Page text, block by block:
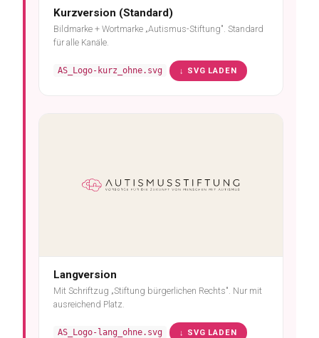
Kurzversion (Standard)
Bildmarke + Wortmarke „Autismus-Stiftung". Standard
für alle Kanäle.
AS_Logo-kurz_ohne.svg ↓ SVG LADEN
Langversion
Mit Schriftzug „Stiftung bürgerlichen Rechts". Nur mit
ausreichend Platz.
AS_Logo-lang_ohne.svg ↓ SVG LADEN